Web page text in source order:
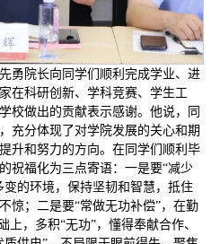
勇院长向同学们顺利完成学业、进
在科研创新、学科竞赛、学生工
校做出的贡献表示感谢。他说，同
充分体现了对学院发展的关心和期
升和努力的方向。在同学们顺利毕
祝福化为三点寄语：一是要“减少
的环境，保持坚韧和智慧，抵住
惊；二是要“常做无功补偿”，在勤
上，多积“无功”，懂得奉献合作、